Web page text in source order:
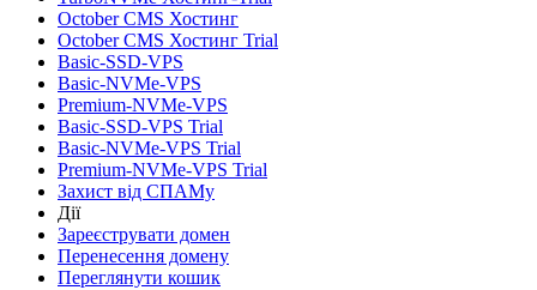
October CMS Хостинг
October CMS Хостинг Trial
Basic-SSD-VPS
Basic-NVMe-VPS
Premium-NVMe-VPS
Basic-SSD-VPS Trial
Basic-NVMe-VPS Trial
Premium-NVMe-VPS Trial
Захист від СПАМу
Дії
Зареєструвати домен
Перенесення домену
Переглянути кошик